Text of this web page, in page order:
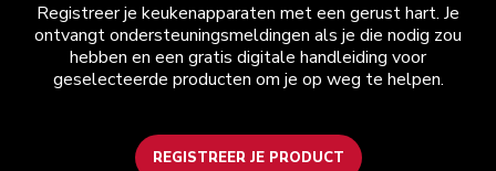
Registreer je keukenapparaten met een gerust hart. Je
ontvangt ondersteuningsmeldingen als je die nodig zou
hebben en een gratis digitale handleiding voor
geselecteerde producten om je op weg te helpen.
REGISTREER JE PRODUCT